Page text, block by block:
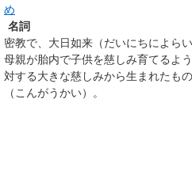
め
名詞
密教で、大日如来（だいにちによら
母親が胎内で子供を慈しみ育てるよ
対する大きな慈しみから生まれたも
（こんがうかい）。